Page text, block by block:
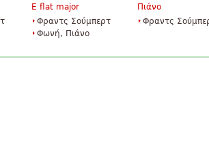
E flat major
Φραντς Σούμπερτ
Φωνή, Πιάνο
Πιάνο
Φραντς